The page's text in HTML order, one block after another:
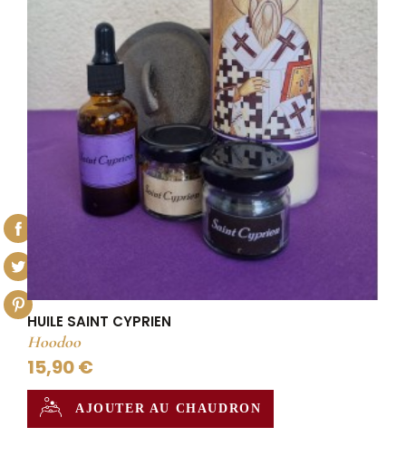
HUILE SAINT CYPRIEN
Hoodoo
15,90 €
AJOUTER AU CHAUDRON